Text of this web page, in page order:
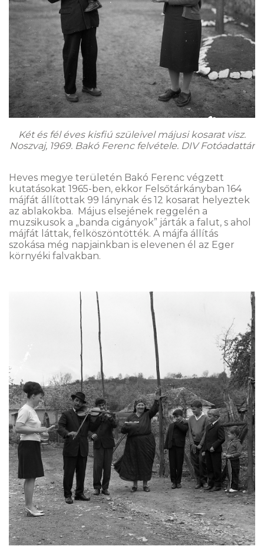
Két és fél éves kisfiú szüleivel májusi kosarat visz.
Noszvaj, 1969. Bakó Ferenc felvétele. DIV Fotóadattár
Heves megye területén Bakó Ferenc végzett
kutatásokat 1965-ben, ekkor Felsőtárkányban 164
májfát állítottak 99 lánynak és 12 kosarat helyeztek
az ablakokba. Május elsejének reggelén a
muzsikusok a „banda cigányok” járták a falut, s ahol
májfát láttak, felköszöntötték. A májfa állítás
szokása még napjainkban is elevenen él az Eger
környéki falvakban.